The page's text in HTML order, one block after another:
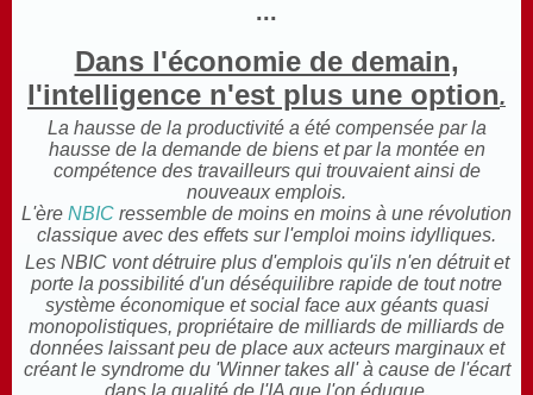
...
Dans l'économie de demain,
l'intelligence n'est plus une option.
La hausse de la productivité a été compensée par la
hausse de la demande de biens et par la montée en
compétence des travailleurs qui trouvaient ainsi de
nouveaux emplois.
L'ère NBIC ressemble de moins en moins à une révolution
classique avec des effets sur l'emploi moins idylliques.
Les NBIC vont détruire plus d'emplois qu'ils n'en détruit et
porte la possibilité d'un déséquilibre rapide de tout notre
système économique et social face aux géants quasi
monopolistiques, propriétaire de milliards de milliards de
données laissant peu de place aux acteurs marginaux et
créant le syndrome du 'Winner takes all' à cause de l'écart